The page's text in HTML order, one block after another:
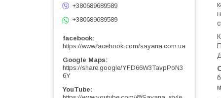
+380689689589
+380689689589
facebook
https://www.facebook.com/sayana.com.ua
Google Maps
https://share.google/YFD66W3TavpPoN3
6Y
YouTube